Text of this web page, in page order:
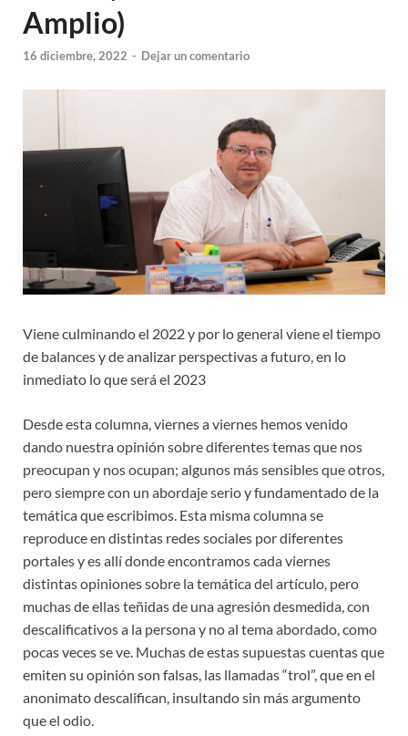
Amplio)
16 diciembre, 2022 - Dejar un comentario
Viene culminando el 2022 y por lo general viene el tiempo
de balances y de analizar perspectivas a futuro, en lo
inmediato lo que será el 2023
Desde esta columna, viernes a viernes hemos venido
dando nuestra opinión sobre diferentes temas que nos
preocupan y nos ocupan; algunos más sensibles que otros,
pero siempre con un abordaje serio y fundamentado de la
temática que escribimos. Esta misma columna se
reproduce en distintas redes sociales por diferentes
portales y es allí donde encontramos cada viernes
distintas opiniones sobre la temática del artículo, pero
muchas de ellas teñidas de una agresión desmedida, con
descalificativos a la persona y no al tema abordado, como
pocas veces se ve. Muchas de estas supuestas cuentas que
emiten su opinión son falsas, las llamadas “trol”, que en el
anonimato descalifican, insultando sin más argumento
que el odio.